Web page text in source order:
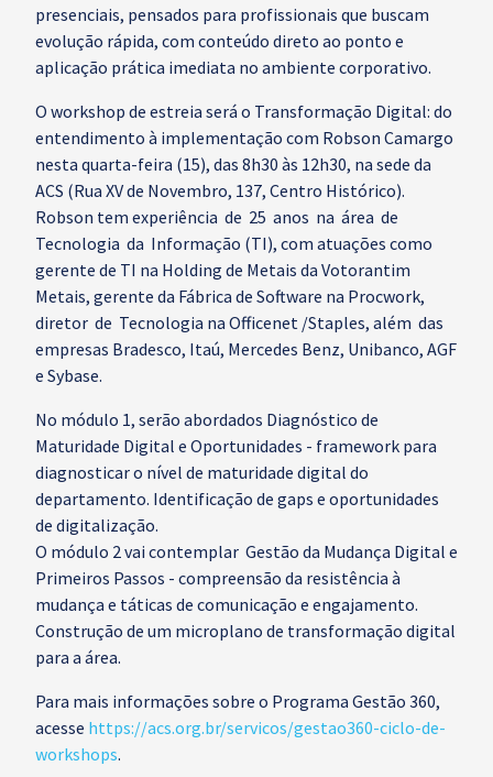
presenciais, pensados para profissionais que buscam
evolução rápida, com conteúdo direto ao ponto e
aplicação prática imediata no ambiente corporativo.
O workshop de estreia será o Transformação Digital: do
entendimento à implementação com Robson Camargo
nesta quarta-feira (15), das 8h30 às 12h30, na sede da
ACS (Rua XV de Novembro, 137, Centro Histórico).
Robson tem experiência de 25 anos na área de
Tecnologia da Informação (TI), com atuações como
gerente de TI na Holding de Metais da Votorantim
Metais, gerente da Fábrica de Software na Procwork,
diretor de Tecnologia na Officenet /Staples, além das
empresas Bradesco, Itaú, Mercedes Benz, Unibanco, AGF
e Sybase.
No módulo 1, serão abordados Diagnóstico de
Maturidade Digital e Oportunidades - framework para
diagnosticar o nível de maturidade digital do
departamento. Identificação de gaps e oportunidades
de digitalização.
O módulo 2 vai contemplar Gestão da Mudança Digital e
Primeiros Passos - compreensão da resistência à
mudança e táticas de comunicação e engajamento.
Construção de um microplano de transformação digital
para a área.
Para mais informações sobre o Programa Gestão 360,
acesse https://acs.org.br/servicos/gestao360-ciclo-de-
workshops.